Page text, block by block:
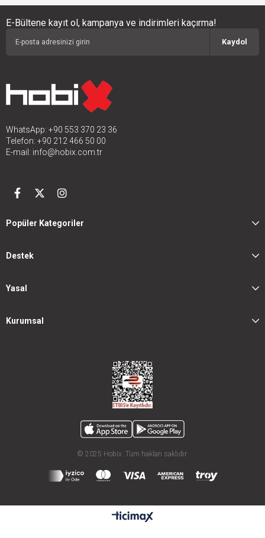
E-Bültene kayıt ol, kampanya ve indirimleri kaçırma!
Kaydol
WhatsApp: +90 553 370 23 36
Telefon: +90 212 466 50 00
E-mail: info@hobix.com.tr
Popüler Kategoriler
Destek
Yasal
Kurumsal
© 2025 Hobix. Tüm hakları saklıdır.